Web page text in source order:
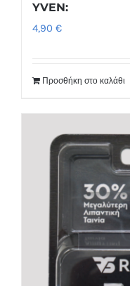
YVEN:
4,90 €
Προσθήκη στο καλάθι